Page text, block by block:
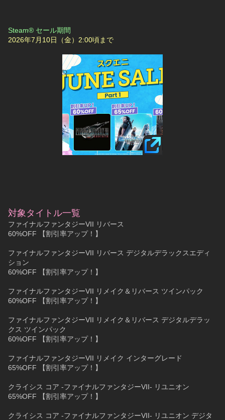
Steam® セール期間
2026年7月10日（金）2:00頃まで
対象タイトル一覧
ファイナルファンタジーVII リバース
60%OFF 【割引率アップ！】
ファイナルファンタジーVII リバース デジタルデラックスエディ
ション
60%OFF 【割引率アップ！】
ファイナルファンタジーVII リメイク＆リバース ツインパック
60%OFF 【割引率アップ！】
ファイナルファンタジーVII リメイク＆リバース デジタルデラッ
クス ツインパック
60%OFF 【割引率アップ！】
ファイナルファンタジーVII リメイク インターグレード
65%OFF 【割引率アップ！】
クライシス コア -ファイナルファンタジーVII- リユニオン
65%OFF 【割引率アップ！】
クライシス コア -ファイナルファンタジーVII- リユニオン デジタ